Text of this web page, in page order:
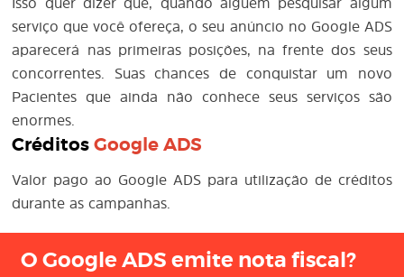
serviço que você ofereça, o seu anúncio no Google ADS
aparecerá nas primeiras posições, na frente dos seus
concorrentes. Suas chances de conquistar um novo
Pacientes que ainda não conhece seus serviços são
enormes.
CréditosGoogle ADS
Valor pago ao Google ADS para utilização de créditos
durante as campanhas.
O Google ADS emite nota fiscal?